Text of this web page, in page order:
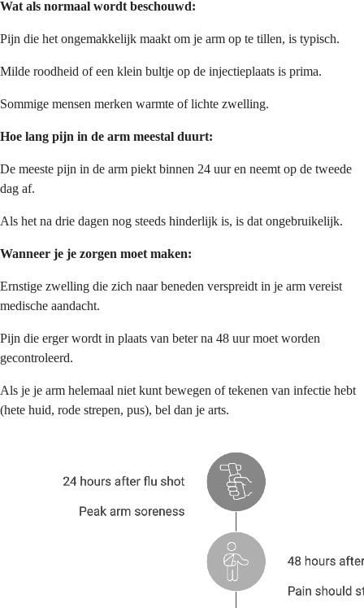
Wat als normaal wordt beschouwd:
Pijn die het ongemakkelijk maakt om je arm op te tillen, is typisch.
Milde roodheid of een klein bultje op de injectieplaats is prima.
Sommige mensen merken warmte of lichte zwelling.
Hoe lang pijn in de arm meestal duurt:
De meeste pijn in de arm piekt binnen 24 uur en neemt op de tweede
dag af.
Als het na drie dagen nog steeds hinderlijk is, is dat ongebruikelijk.
Wanneer je je zorgen moet maken:
Ernstige zwelling die zich naar beneden verspreidt in je arm vereist
medische aandacht.
Pijn die erger wordt in plaats van beter na 48 uur moet worden
gecontroleerd.
Als je je arm helemaal niet kunt bewegen of tekenen van infectie hebt
(hete huid, rode strepen, pus), bel dan je arts.